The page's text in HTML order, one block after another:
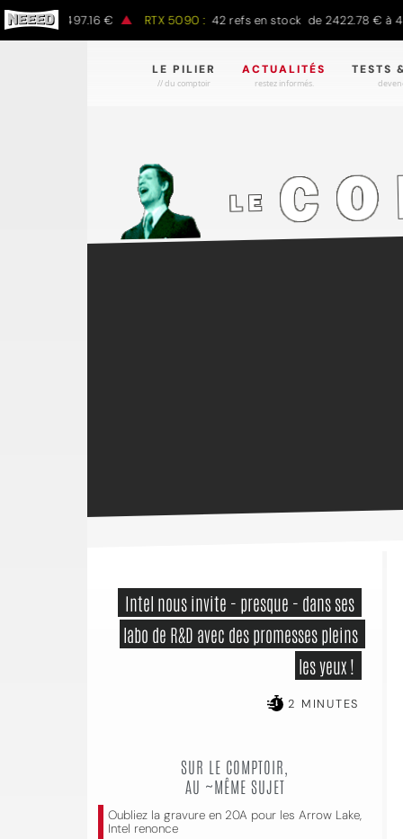
à 1497.16 € RTX 5090 : 42 refs en stock de 2422.78 € à
LE PILIER
// du comptoir
ACTUALITÉS
restez informés.
TESTS
labo de R&D avec des promesses pleins
les yeux !
2 MINUTES
SUR LE COMPTOIR,
AU ~MÊME SUJET
Oubliez la gravure en 20A pour les Arrow Lake,
Intel renonce